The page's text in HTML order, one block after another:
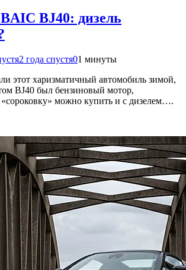
BJ40: дизель
2 года спустя01 минуты
этот харизматичный автомобиль зимой,
BJ40 был бензиновый мотор,
можно купить и с дизелем….